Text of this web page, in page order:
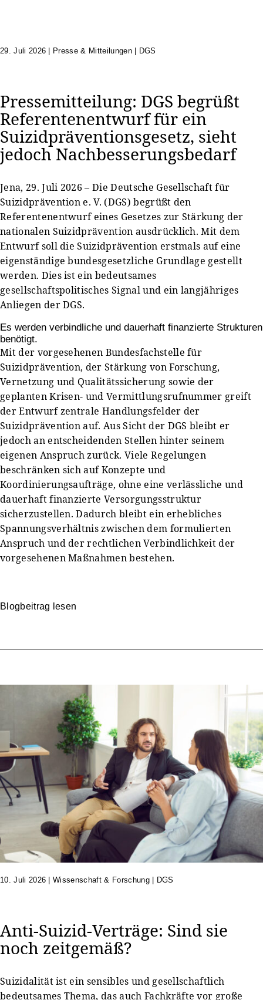
29. Juli 2026 Presse & Mitteilungen | DGS
Pressemitteilung: DGS begrüßt
Referentenentwurf für ein
Suizidpräventionsgesetz, sieht
jedoch Nachbesserungsbedarf
Jena, 29. Juli 2026 – Die Deutsche Gesellschaft für
Suizidprävention e. V. (DGS) begrüßt den
Referentenentwurf eines Gesetzes zur Stärkung der
nationalen Suizidprävention ausdrücklich. Mit dem
Entwurf soll die Suizidprävention erstmals auf eine
eigenständige bundesgesetzliche Grundlage gestellt
werden. Dies ist ein bedeutsames
gesellschaftspolitisches Signal und ein langjähriges
Anliegen der DGS.
Es werden verbindliche und dauerhaft finanzierte Strukturen
benötigt.
Mit der vorgesehenen Bundesfachstelle für
Suizidprävention, der Stärkung von Forschung,
Vernetzung und Qualitätssicherung sowie der
geplanten Krisen- und Vermittlungsrufnummer greift
der Entwurf zentrale Handlungsfelder der
Suizidprävention auf. Aus Sicht der DGS bleibt er
jedoch an entscheidenden Stellen hinter seinem
eigenen Anspruch zurück. Viele Regelungen
beschränken sich auf Konzepte und
Koordinierungsaufträge, ohne eine verlässliche und
dauerhaft finanzierte Versorgungsstruktur
sicherzustellen. Dadurch bleibt ein erhebliches
Spannungsverhältnis zwischen dem formulierten
Anspruch und der rechtlichen Verbindlichkeit der
vorgesehenen Maßnahmen bestehen.
Blogbeitrag lesen
10. Juli 2026 |Wissenschaft & Forschung | DGS
Anti-Suizid-Verträge: Sind sie
noch zeitgemäß?
Suizidalität ist ein sensibles und gesellschaftlich
bedeutsames Thema, das auch Fachkräfte vor große